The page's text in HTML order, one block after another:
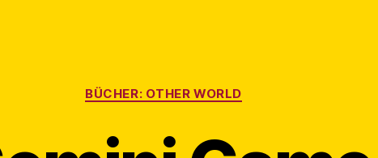
Kategorien
BÜCHER: OTHER WORLD